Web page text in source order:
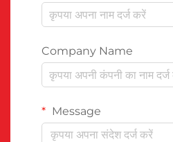
Company Name
Message